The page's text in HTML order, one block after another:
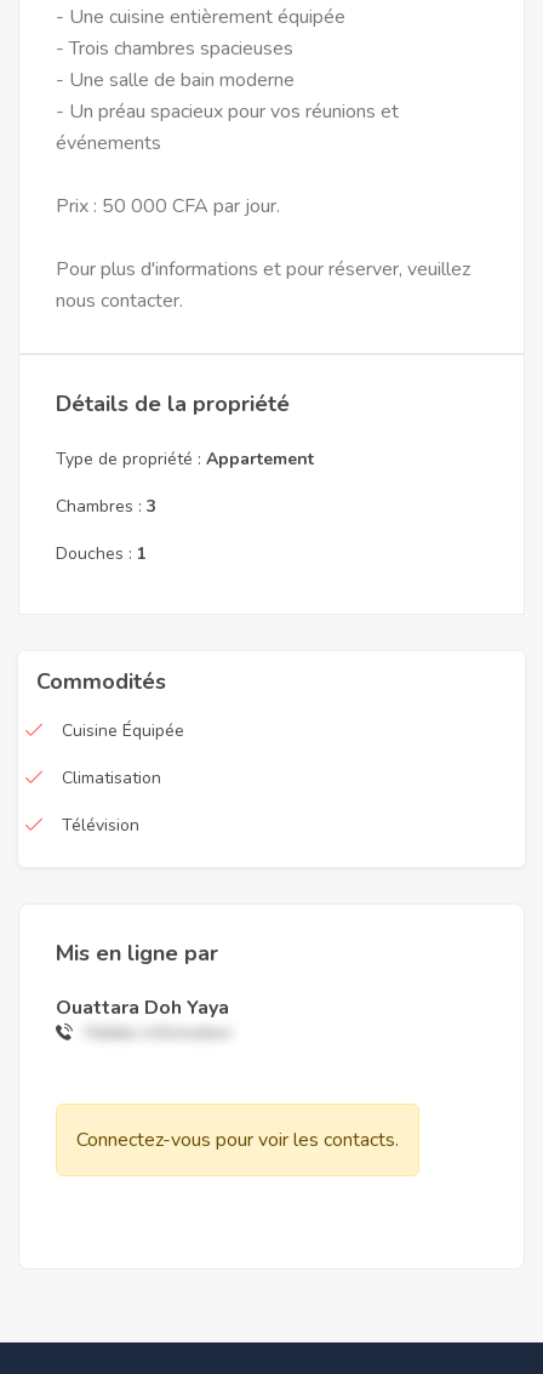
- Une cuisine entièrement équipée
- Trois chambres spacieuses
- Une salle de bain moderne
- Un préau spacieux pour vos réunions et
événements
Prix : 50 000 CFA par jour.
Pour plus d'informations et pour réserver, veuillez
nous contacter.
Détails de la propriété
Type de propriété : Appartement
Chambres : 3
Douches : 1
Commodités
Cuisine Équipée
Climatisation
Télévision
Mis en ligne par
Ouattara Doh Yaya
Hidden information
Connectez-vous pour voir les contacts.